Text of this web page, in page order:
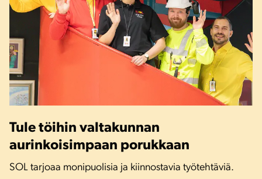
Tule töihin valtakunnan
aurinkoisimpaan porukkaan
SOL tarjoaa monipuolisia ja kiinnostavia työtehtäviä.